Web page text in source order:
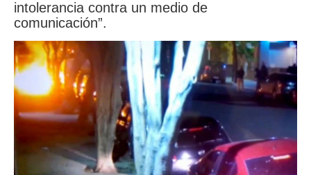
intolerancia contra un medio de
comunicación”.